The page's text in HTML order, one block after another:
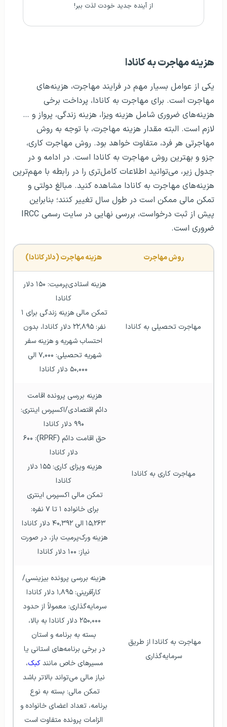
از آینده جدید خودت لذت ببر!
هزینه مهاجرت به کانادا
یکی از عوامل بسیار مهم در فرایند مهاجرت، هزینه‌های
مهاجرت است. برای مهاجرت به کانادا، پرداخت برخی
هزینه‌های ضروری شامل هزینه ویزا، هزینه زندگی، پرواز و …
لازم است. البته مقدار هزینه مهاجرت، با توجه به روش
مهاجرتی هر فرد، متفاوت خواهد بود. روش مهاجرت کاری،
جزو و بهترین روش‌ مهاجرت به کانادا است. در ادامه و در
جدول زیر، می‌توانید اطلاعات کامل‌تری را در رابطه با مهم‌ترین
هزینه‌های مهاجرت به کانادا مشاهده کنید. مبالغ دولتی و
تمکن مالی ممکن است در طول سال تغییر کنند؛ بنابراین
پیش از ثبت درخواست، بررسی نهایی در سایت رسمی IRCC
ضروری است.
روش مهاجرت هزینه مهاجرت (دلار کانادا)
مهاجرت تحصیلی به کانادا
کانادا
احتساب شهریه و هزینه سفر
۵۰,۰۰۰ دلار کانادا
مهاجرت کاری به کانادا
۹۹۰ دلار کانادا
دلار کانادا
کانادا
۱۵,۲۶۳ الی ۴۰,۳۹۲ دلار کانادا
نیاز: ۱۰۰ دلار کانادا
سرمایه‌گذاری
هزینه بررسی پرونده بیزینسی/
کارآفرینی: ۱,۸۹۵ دلار کانادا
بسته به برنامه و استان
مسیرهای خاص مانند کبک
نیاز مالی می‌تواند بالاتر باشد
الزامات پرونده متفاوت است